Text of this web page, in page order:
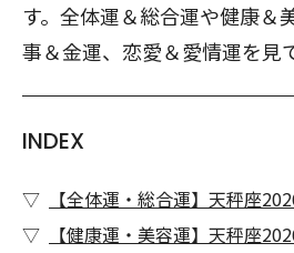
す。全体運＆総合運や健康＆
事＆金運、恋愛＆愛情運を見
INDEX
【全体運・総合運】天秤座
【健康運・美容運】天秤座